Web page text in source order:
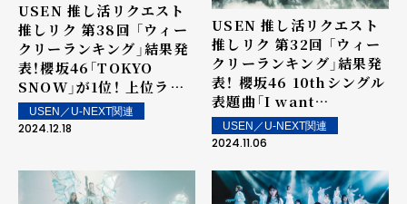
USEN 推し活リクエスト
推しリク 第38回 「ウィー
クリーランキング」結果発
表！櫻坂46「TOKYO
SNOW」が1位！ 上位ラン
クイン楽曲は街中・店内で
配信！
USEN／U-NEXT関連
2024.12.18
USEN 推し活リクエスト
推しリク 第32回 「ウィー
クリーランキング」結果発
表！ 櫻坂46 10thシングル
表題曲「I want
tomorrow to come」が
6週連続1位で記録更新！ 上
店内で配信！
USEN／U-NEXT関連
2024.11.06